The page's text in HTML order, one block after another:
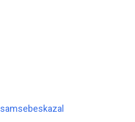
samsebeskazal